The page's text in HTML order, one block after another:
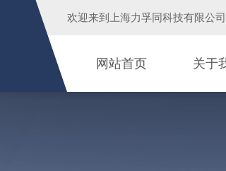
欢迎来到 上海力孚同科技有限公司
网站首页 关于